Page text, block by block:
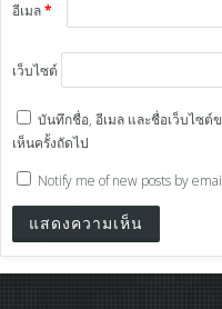
อีเมล*
เว็บไซต์
บันทึกชื่อ, อีเมล และชื่อเว็บไซต์
เห็นครั้งถัดไป
Notify me of new posts by